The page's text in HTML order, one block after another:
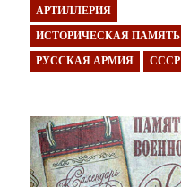
АРТИЛЛЕРИЯ
ИСТОРИЧЕСКАЯ ПАМЯТЬ
РУССКАЯ АРМИЯ СССР